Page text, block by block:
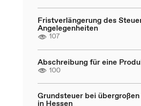
Fristverlängerung des
Angelegenheiten
107
Abschreibung für eine
100
Grundsteuer bei
in Hessen